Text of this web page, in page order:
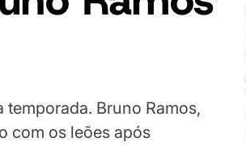
Bruno Ramos,
com os leões após